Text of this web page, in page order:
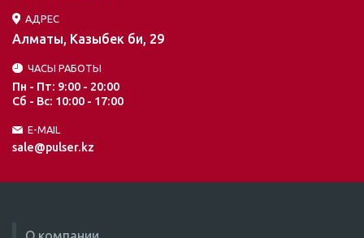
АДРЕС
Алматы, Казыбек би, 29
ЧАСЫ РАБОТЫ
Пн - Пт: 9:00 - 20:00
Сб - Вс: 10:00 - 17:00
E-MAIL
sale@pulser.kz